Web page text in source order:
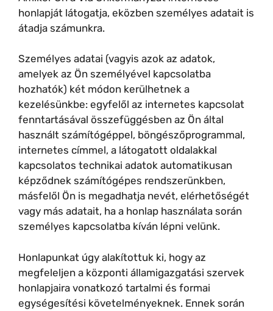
honlapját látogatja, eközben személyes adatait is
átadja számunkra.
Személyes adatai (vagyis azok az adatok,
amelyek az Ön személyével kapcsolatba
hozhatók) két módon kerülhetnek a
kezelésünkbe: egyfelől az internetes kapcsolat
fenntartásával összefüggésben az Ön által
használt számítógéppel, böngészőprogrammal,
internetes címmel, a látogatott oldalakkal
kapcsolatos technikai adatok automatikusan
képződnek számítógépes rendszerünkben,
másfelől Ön is megadhatja nevét, elérhetőségét
vagy más adatait, ha a honlap használata során
személyes kapcsolatba kíván lépni velünk.
Honlapunkat úgy alakítottuk ki, hogy az
megfeleljen a központi államigazgatási szervek
honlapjaira vonatkozó tartalmi és formai
egységesítési követelményeknek. Ennek során